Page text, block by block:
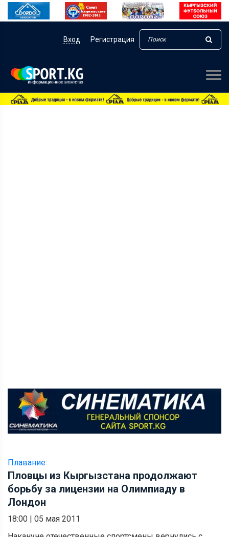
Вход Регистрация
Плавание
Пловцы из Кыргызстана продолжают
борьбу за лицензии на Олимпиаду в
Лондон
18:00 | 05 мая 2011